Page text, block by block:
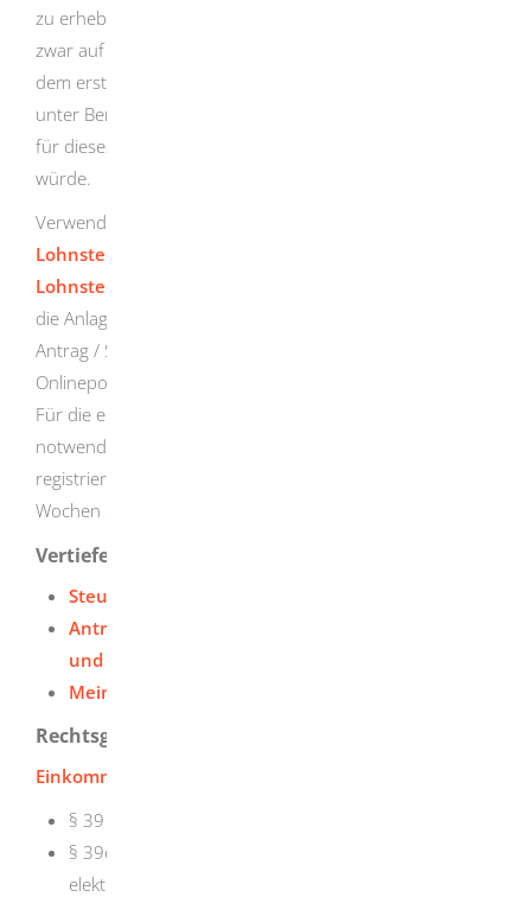
zu erheben ist, sollten Sie den Freibetrag begrenzen, und
zwar auf die Differenz zwischen dem Arbeitslohn aus
dem ersten Dienstverhältnis und dem Betrag, bei dem
unter Berücksichtigung der maßgebenden Steuerklasse
für dieses Dienstverhältnis erstmals Lohnsteuer anfallen
würde.
Verwenden Sie dafür das Formular „
Lohnsteuer-Ermäßigung und zu den
Lohnsteuerabzugsmerkmalen
die Anlage Hauptvordruck und die Anlage Vereinfachter
Antrag / Sonstiges. Sie können den Antrag im
Onlineportal “Mein Elster“ an das Finanzamt übermitteln.
Für die elektronische Übermittlung ist eine Registrierung
notwendig. Hierfür müssen Sie sich bei Elster einmalig
registrieren. Der Registrierungsvorgang kann bis zu zwei
Wochen dauern.
Vertiefende Informationen
Steuerklassen
Antrag auf Lohnsteuer-Ermäßigungsantrag 2026
und zu den Lohnsteuerabzugsmerkmalen
Mein Elster
Rechtsgrundlage
Einkommensteuergesetz (EStG):
§ 39 Lohnsteuerabzugsmerkmal
§ 39e
elektronischen Lohnsteuerabzugsmerkmale